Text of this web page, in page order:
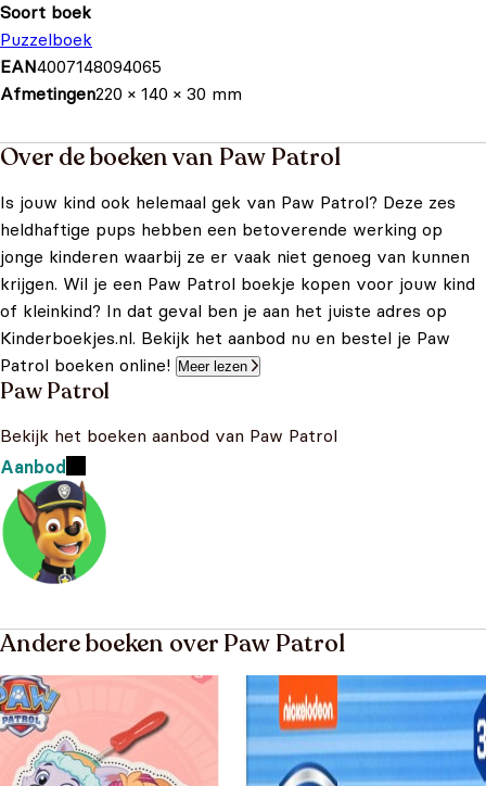
Soort boek
Puzzelboek
EAN4007148094065
Afmetingen220 × 140 × 30 mm
Over de boeken van Paw Patrol
Is jouw kind ook helemaal gek van Paw Patrol? Deze zes
heldhaftige pups hebben een betoverende werking op
jonge kinderen waarbij ze er vaak niet genoeg van kunnen
krijgen. Wil je een Paw Patrol boekje kopen voor jouw kind
of kleinkind? In dat geval ben je aan het juiste adres op
Kinderboekjes.nl. Bekijk het aanbod nu en bestel je Paw
Patrol boeken online!
Meer lezen
Paw Patrol
Bekijk het boeken aanbod van Paw Patrol
Aanbod
Andere boeken over Paw Patrol